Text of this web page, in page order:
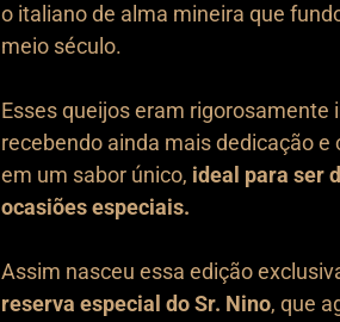
o italiano de alma mineira que
meio século.
Esses queijos eram rigorosamente
recebendo ainda mais dedicação e
em um sabor único, ideal para ser
ocasiões especiais.
Assim nasceu essa edição
reserva especial do Sr. Nino, que